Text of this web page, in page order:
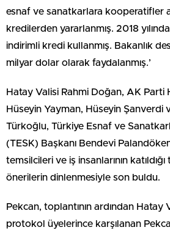
esnaf ve sanatkarlara kooperatifler
kredilerden yararlanmış. 2018
indirimli kredi kullanmış. Bakanlık
milyar dolar olarak faydalanmış.’
Hatay Valisi Rahmi Doğan, AK Parti
Hüseyin Yayman, Hüseyin Şanverdi
Türkoğlu, Türkiye Esnaf ve
(TESK) Başkanı Bendevi
temsilcileri ve iş insanlarının
önerilerin dinlenmesiyle son buldu.
Pekcan, toplantının ardından Hatay
protokol üyelerince karşılanan